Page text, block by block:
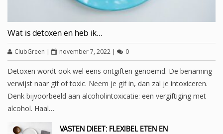
Wat is detoxen en heb ik…
ClubGreen | november 7, 2022 | 0
Detoxen wordt ook wel eens ontgiften genoemd. De benaming
verwijst naar gif of toxic. Neem je gif in, dan zal je intoxiceren.
Denk bijvoorbeeld aan alcoholintoxicatie: een vergiftiging met
alcohol. Haal…
VASTEN DIEET: FLEXIBEL ETEN EN